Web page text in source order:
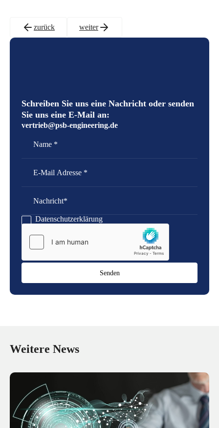
zurück weiter
Schreiben Sie uns eine Nachricht oder senden
Sie uns eine E-Mail an:
vertrieb@psb-engineering.de
Datenschutzerklärung
Weitere News